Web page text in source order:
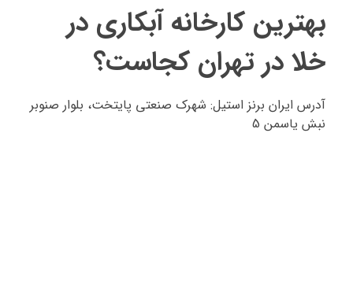
بهترین کارخانه آبکاری در
خلا در تهران کجاست؟
آدرس ایران برنز استیل: شهرک صنعتی پایتخت، بلوار صنوبر
نبش یاسمن 5